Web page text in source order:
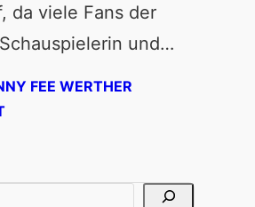
da viele Fans der
und…
FEE WERTHER